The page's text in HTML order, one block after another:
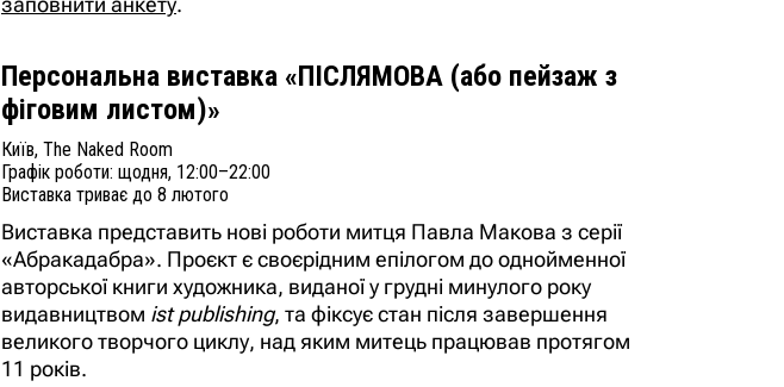
Персональна виставка «ПІСЛЯМОВА (або пейзаж з
фіговим листом)»
Київ, The Naked Room
Графік роботи: щодня, 12:00–22:00
Виставка триває до 8 лютого
Виставка представить нові роботи митця Павла Макова з серії
«Абракадабра». Проєкт є своєрідним епілогом до однойменної
авторської книги художника, виданої у грудні минулого року
видавництвом ist publishing, та фіксує стан після завершення
великого творчого циклу, над яким митець працював протягом
11 років.